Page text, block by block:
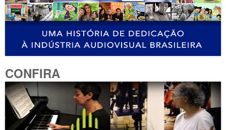
CONFIRA